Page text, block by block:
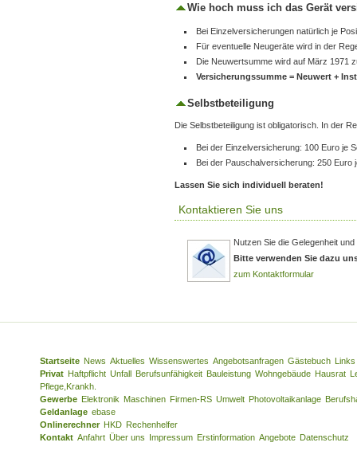
Wie hoch muss ich das Gerät
Bei Einzelversicherungen natürlich je
Für eventuelle Neugeräte wird in der
Die Neuwertsumme wird auf März 1971
Versicherungssumme = Neuwert +
Selbstbeteiligung
Die Selbstbeteiligung ist obligatorisch. In der
Bei der Einzelversicherung: 100 Euro je
Bei der Pauschalversicherung: 250 Euro
Lassen Sie sich individuell beraten!
Kontaktieren Sie uns
Nutzen Sie die Gelegenheit
Bitte verwenden Sie dazu
zum Kontaktformular
Startseite News Aktuelles Wissenswertes Angebotsanfragen Gästebuch
Links
Privat Haftpflicht Unfall Berufsunfähigkeit Bauleistung Wohngebäude Hausrat
Pflege,Krankh.
Gewerbe Elektronik Maschinen Firmen-RS Umwelt Photovoltaikanlage
Geldanlage ebase
Onlinerechner HKD Rechenhelfer
Kontakt Anfahrt Über uns Impressum Erstinformation Angebote Datenschutz